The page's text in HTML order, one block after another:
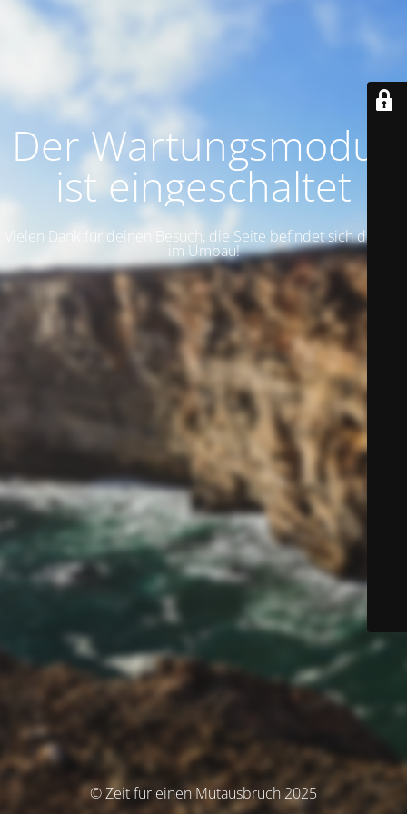
Der Wartungsmodus
ist eingeschaltet
Vielen Dank für deinen Besuch, die Seite befindet sich derzeit
im Umbau!
© Zeit für einen Mutausbruch 2025